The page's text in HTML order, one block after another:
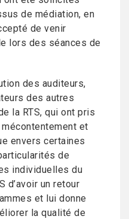
de médiation, en
de venir
lors des séances de
des auditeurs,
des autres
la RTS, qui ont pris
et
envers certaines
de
individuelles du
d’avoir un retour
et lui donne
la qualité de